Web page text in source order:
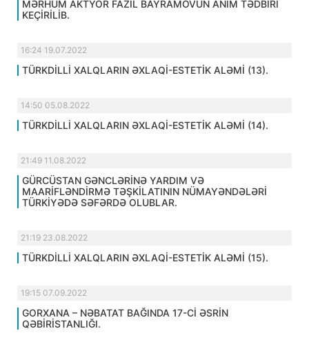
MƏRHUM AKTYOR FAZİL BAYRAMOVUN ANIM TƏDBİRİ
KEÇİRİLİB.
16:24 19.07.2022
TÜRKDİLLİ XALQLARIN ƏXLAQİ-ESTETİK ALƏMİ (13).
14:50 05.08.2022
TÜRKDİLLİ XALQLARIN ƏXLAQİ-ESTETİK ALƏMİ (14).
21:49 11.08.2022
GÜRCÜSTAN GƏNCLƏRİNƏ YARDIM VƏ
MAARİFLƏNDİRMƏ TƏŞKİLATININ NÜMAYƏNDƏLƏRİ
TÜRKİYƏDƏ SƏFƏRDƏ OLUBLAR.
21:19 23.08.2022
TÜRKDİLLİ XALQLARIN ƏXLAQİ-ESTETİK ALƏMİ (15).
19:15 07.09.2022
GORXANA – NƏBATAT BAĞINDA 17-Cİ ƏSRİN
QƏBİRİSTANLIĞI.